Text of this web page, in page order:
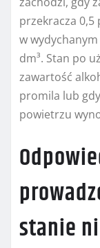
przekracza
w
dm³. Stan po
zawartość
promila lub
powietrzu
stanie